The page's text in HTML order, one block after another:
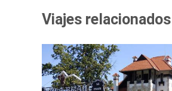
Viajes relacionados